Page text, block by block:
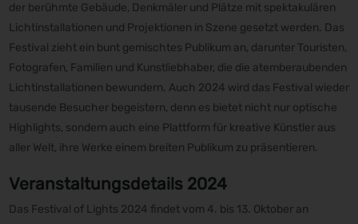
der berühmte Gebäude, Denkmäler und Plätze mit spektakulären
Lichtinstallationen und Projektionen in Szene gesetzt werden. Das
Festival zieht ein bunt gemischtes Publikum an, darunter Touristen,
Fotografen, Familien und Kunstliebhaber, die die atemberaubenden
Lichtinstallationen bewundern. Auch 2024 wird das Festival wieder
tausende Besucher begeistern, denn es bietet nicht nur optische
Highlights, sondern auch eine Plattform für kreative Künstler aus
aller Welt, ihre Werke einem breiten Publikum zu präsentieren.
Veranstaltungsdetails 2024
Das Festival of Lights 2024 findet vom 4. bis 13. Oktober an